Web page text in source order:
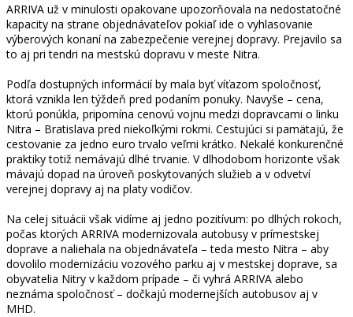
ARRIVA už v minulosti opakovane upozorňovala na nedostatočné
kapacity na strane objednávateľov pokiaľ ide o vyhlasovanie
výberových konaní na zabezpečenie verejnej dopravy. Prejavilo sa
to aj pri tendri na mestskú dopravu v meste Nitra.
Podľa dostupných informácií by mala byť víťazom spoločnosť,
ktorá vznikla len týždeň pred podaním ponuky. Navyše – cena,
ktorú ponúkla, pripomína cenovú vojnu medzi dopravcami o linku
Nitra – Bratislava pred niekoľkými rokmi. Cestujúci si pamätajú, že
cestovanie za jedno euro trvalo veľmi krátko. Nekalé konkurenčné
praktiky totiž nemávajú dlhé trvanie. V dlhodobom horizonte však
mávajú dopad na úroveň poskytovaných služieb a v odvetví
verejnej dopravy aj na platy vodičov.
Na celej situácii však vidíme aj jedno pozitívum: po dlhých rokoch,
počas ktorých ARRIVA modernizovala autobusy v prímestskej
doprave a naliehala na objednávateľa – teda mesto Nitra – aby
dovolilo modernizáciu vozového parku aj v mestskej doprave, sa
obyvatelia Nitry v každom prípade – či vyhrá ARRIVA alebo
neznáma spoločnosť – dočkajú modernejších autobusov aj v
MHD.